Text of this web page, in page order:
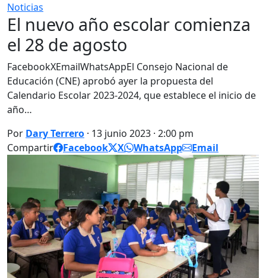
Noticias
El nuevo año escolar comienza
el 28 de agosto
FacebookXEmailWhatsAppEl Consejo Nacional de
Educación (CNE) aprobó ayer la propuesta del
Calendario Escolar 2023-2024, que establece el inicio de
año…
Por Dary Terrero · 13 junio 2023 · 2:00 pm
Compartir
Facebook X WhatsApp Email